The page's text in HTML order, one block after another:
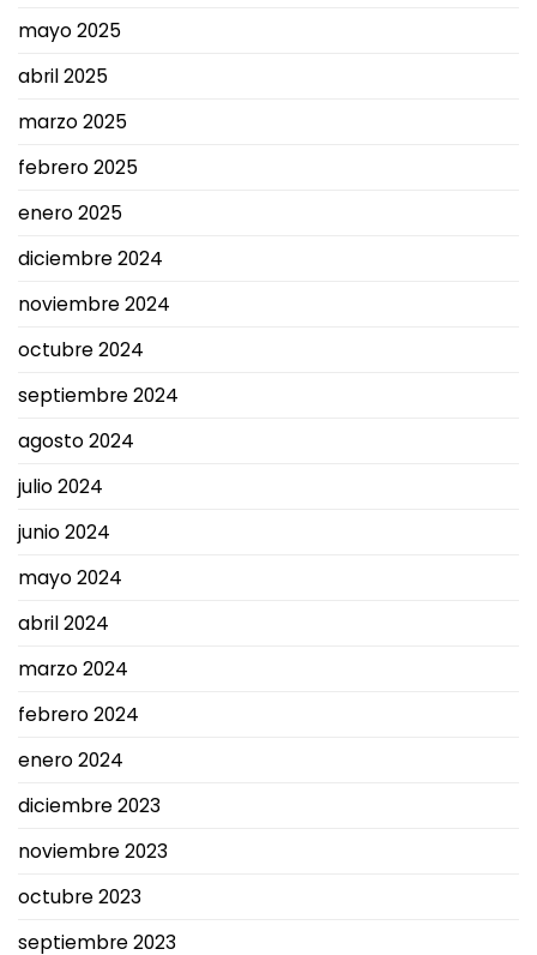
mayo 2025
abril 2025
marzo 2025
febrero 2025
enero 2025
diciembre 2024
noviembre 2024
octubre 2024
septiembre 2024
agosto 2024
julio 2024
junio 2024
mayo 2024
abril 2024
marzo 2024
febrero 2024
enero 2024
diciembre 2023
noviembre 2023
octubre 2023
septiembre 2023